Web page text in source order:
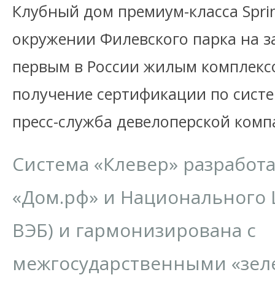
Клубный дом премиум-класса
окружении Филевского парка на
первым в России жилым
получение сертификации по
пресс-служба девелоперской
Система «Клевер»
«Дом.рф» и Национального
ВЭБ) и гармонизирована с
межгосударственными